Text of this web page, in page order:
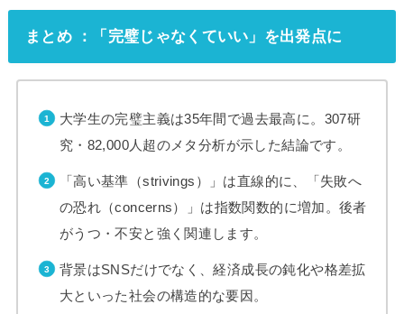
まとめ ：「完璧じゃなくていい」を出発点に
大学生の完璧主義は35年間で過去最高に。307研
究・82,000人超のメタ分析が示した結論です。
「高い基準（strivings）」は直線的に、「失敗へ
の恐れ（concerns）」は指数関数的に増加。後者
がうつ・不安と強く関連します。
背景はSNSだけでなく、経済成長の鈍化や格差拡
大といった社会の構造的な要因。